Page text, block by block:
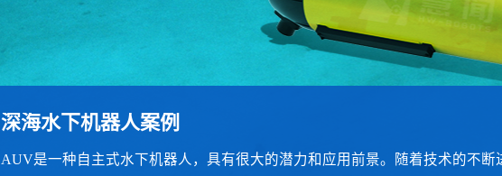
深海水下机器人案例
AUV是一种自主式水下机器人，具有很大的潜力和应用前景。随着技术的不断
遥操作力反馈工作站案例
遥操作设备包括一个 3D 高清显示器，帮助医生在手术过程中能可视化且更精
人形机器人案例
采取拟人化的设计理念，模仿人类的身体结构，实现与人类更接近的外观和行
机械臂案例
本款机械臂采用全进口碳纤维材料制作，输出法兰的尺寸和接口可根据需求设
宇航工具案例
工具在轻量化需求外，还需承受较强的碰撞和冲击，为达到要求，工具采用全
高精密高速电机案例
传统电机通常是指普通的交流电动机、直流电动机等，其特点是旋转速度较慢